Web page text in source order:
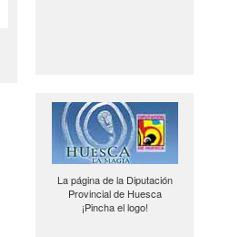
La página de la Diputación
Provincial de Huesca
¡Pincha el logo!